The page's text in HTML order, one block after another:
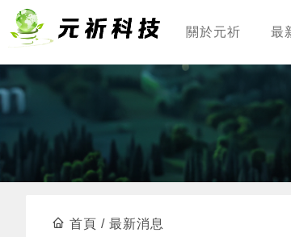
關於元祈 最
首頁 / 最新消息